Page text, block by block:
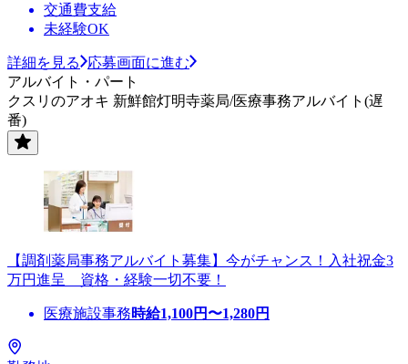
交通費支給
未経験OK
詳細を見る
応募画面に進む
アルバイト・パート
クスリのアオキ 新鮮館灯明寺薬局/医療事務アルバイト(遅
番)
【調剤薬局事務アルバイト募集】今がチャンス！入社祝金3
万円進呈 資格・経験一切不要！
医療施設事務時給1,100円〜1,280円